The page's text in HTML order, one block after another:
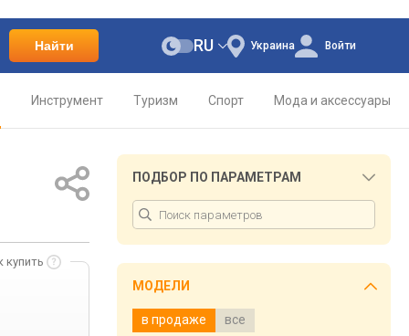
Найти Украина
RU Войти
Инструмент Туризм Спорт Мода и аксессуары
купить
ПОДБОР ПО ПАРАМЕТРАМ
МОДЕЛИ
в продаже все